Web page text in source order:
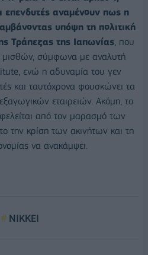
επενδυτές αναμένουν πως η
υπόψη τη πολιτική
Τράπεζας της Ιαπωνίας, που
μισθών, σύμφωνα με αναλυτή
ενώ η αδυναμία του γεν
και ταυτόχρονα φουσκώνει τα
εταιρειών. Ακόμη, το
από τον μαρασμό των
την κρίση των ακινήτων και τη
να ανακάμψει.
NIKKEI